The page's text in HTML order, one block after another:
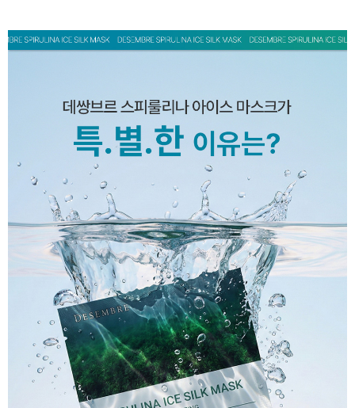
페이코 ID로 페
PAYCO 바로구매